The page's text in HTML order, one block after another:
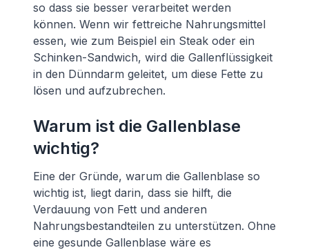
so dass sie besser verarbeitet werden
können. Wenn wir fettreiche Nahrungsmittel
essen, wie zum Beispiel ein Steak oder ein
Schinken-Sandwich, wird die Gallenflüssigkeit
in den Dünndarm geleitet, um diese Fette zu
lösen und aufzubrechen.
Warum ist die Gallenblase
wichtig?
Eine der Gründe, warum die Gallenblase so
wichtig ist, liegt darin, dass sie hilft, die
Verdauung von Fett und anderen
Nahrungsbestandteilen zu unterstützen. Ohne
eine gesunde Gallenblase wäre es